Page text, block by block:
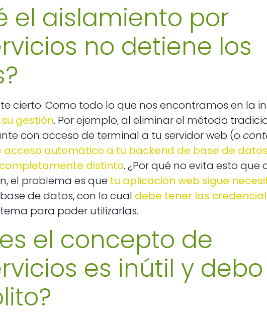
el aislamiento por
no detiene los
cierto. Como todo lo que nos encontramos en la
gestión. Por ejemplo, al eliminar el método
con acceso de terminal a tu servidor web (o
acceso automático a tu backend de base de datos
distinto. ¿Por qué no evita esto
el problema es que tu aplicación web sigue
de datos, con lo cual debe tener las
para poder utilizarlas.
el concepto de
es inútil y